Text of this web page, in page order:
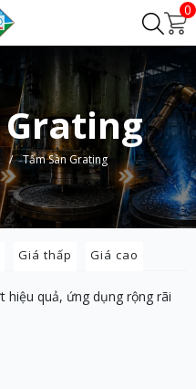
0
Grating
/ Tấm Sàn Grating
Giá thấp Giá cao
quả, ứng dụng rộng rãi